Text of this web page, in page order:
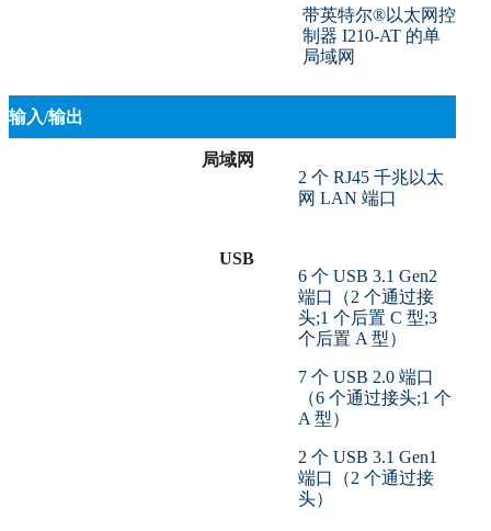
带英特尔®以太网控
制器 I210-AT 的单
局域网
输入/输出
局域网
2 个 RJ45 千兆以太
网 LAN 端口
USB
6 个 USB 3.1 Gen2
端口（2 个通过接
头;1 个后置 C 型;3
个后置 A 型）
7 个 USB 2.0 端口
（6 个通过接头;1 个
A 型）
2 个 USB 3.1 Gen1
端口（2 个通过接
头）